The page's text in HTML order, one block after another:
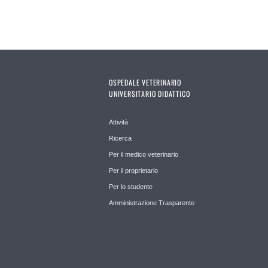
OSPEDALE VETERINARIO
UNIVERSITARIO DIDATTICO
Attività
Ricerca
Per il medico veterinario
Per il proprietario
Per lo studente
Amministrazione Trasparente